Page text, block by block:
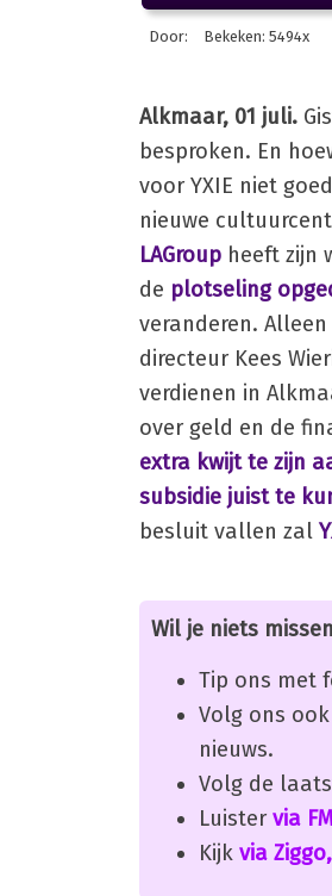
Door: Bekeken: 5494x
Alkmaar, 01 juli.
besproken. En
voor YXIE niet
nieuwe
LAGroup heeft zijn
de plotseling
veranderen.
directeur Kees
verdienen in
over geld en de
extra kwijt te zijn
subsidie juist te
besluit vallen zal
Wil je niets
Tip ons met
Volg ons
nieuws.
Volg de
Luister via
Kijk via